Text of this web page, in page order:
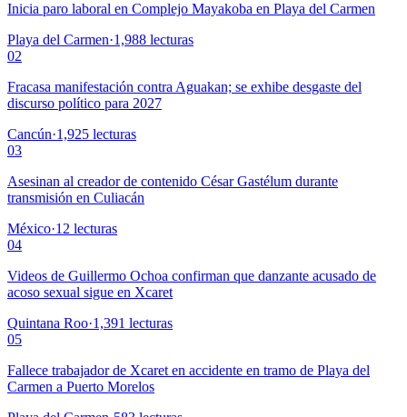
Inicia paro laboral en Complejo Mayakoba en Playa del Carmen
Playa del Carmen·1,988 lecturas
02
Fracasa manifestación contra Aguakan; se exhibe desgaste del
discurso político para 2027
Cancún·1,925 lecturas
03
Asesinan al creador de contenido César Gastélum durante
transmisión en Culiacán
México·12 lecturas
04
Videos de Guillermo Ochoa confirman que danzante acusado de
acoso sexual sigue en Xcaret
Quintana Roo·1,391 lecturas
05
Fallece trabajador de Xcaret en accidente en tramo de Playa del
Carmen a Puerto Morelos